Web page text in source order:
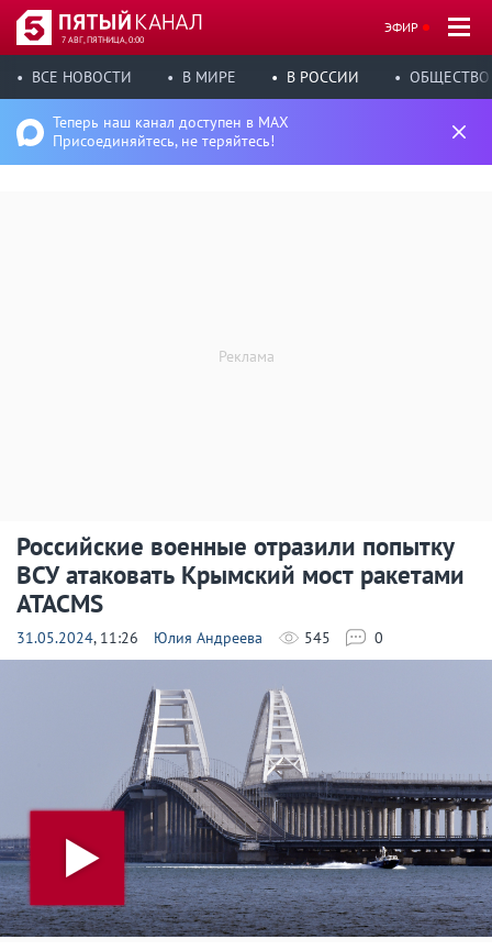
7 АВГ, ПЯТНИЦА, 0:00
ЭФИР
ВСЕ НОВОСТИ В МИРЕ В РОССИИ ОБЩЕСТВО
Теперь наш канал доступен в MAX
Присоединяйтесь, не теряйтесь!
Российские военные отразили попытку
ВСУ атаковать Крымский мост ракетами
ATACMS
31.05.2024, 11:26 Юлия Андреева 545 0